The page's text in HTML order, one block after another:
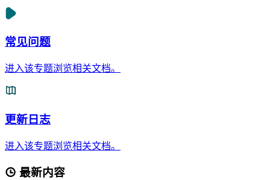
常见问题
进入该专题浏览相关文档。
更新日志
进入该专题浏览相关文档。
最新内容